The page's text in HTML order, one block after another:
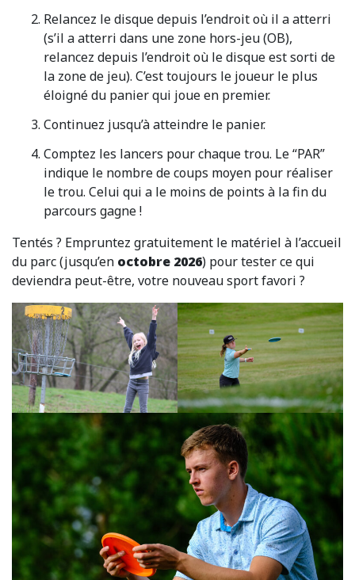
Relancez le disque depuis l’endroit où il a atterri
(s’il a atterri dans une zone hors-jeu (OB),
relancez depuis l’endroit où le disque est sorti de
la zone de jeu). C’est toujours le joueur le plus
éloigné du panier qui joue en premier.
Continuez jusqu’à atteindre le panier.
Comptez les lancers pour chaque trou. Le “PAR”
indique le nombre de coups moyen pour réaliser
le trou. Celui qui a le moins de points à la fin du
parcours gagne !
Tentés ? Empruntez gratuitement le matériel à l’accueil
du parc (jusqu’en octobre 2026) pour tester ce qui
deviendra peut-être, votre nouveau sport favori ?